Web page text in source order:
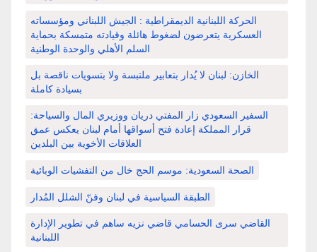
الحركة اللبنانية الديمقراطية : الجيش اللبناني ومؤسساته
العسكرية يتعرضون لضغوط هائلة وقيادته متمسكة بحماية
السلم الأهلي والوحدة الوطنية
الخازن: لبنان لا يُدار بتعابير ملتبسة ولا بتسويات ناقصة بل
بسيادة كاملة
السفير السعودي زار المفتي دريان ووزيري المال والسياحة:
قرار المملكة إعادة فتح أسواقها أمام لبنان يعكس عمق
العلاقات الأخوية بين البلدين
الصحة السعودية: موسم الحج خال من التفشيات الوبائية
الطبقة السياسية في لبنان وفنّ الشلل المُدار
القاضي سرى الحسامي قاضي نزيه ساهم في تطوير الإدارة
اللبنانية